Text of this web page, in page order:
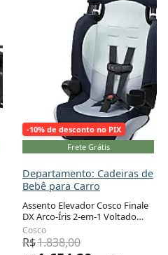
-10% de desconto no PIX
Frete Grátis
Departamento: Cadeiras de
Bebê para Carro
Assento Elevador Cosco Finale
DX Arco-Íris 2-em-1 Voltado
para Painel 18 a 45 kg
Cosco
R$1.838,00
Adicionar ao carrinho